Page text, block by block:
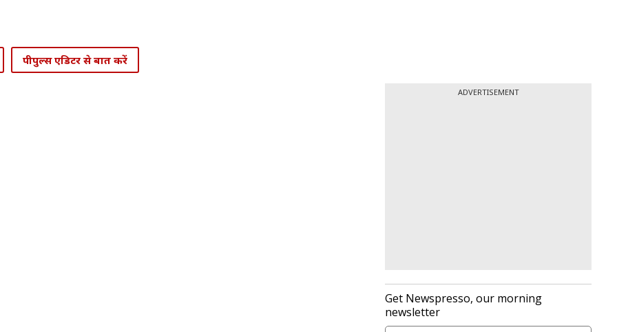
पीपुल्स एडिटर से बात करें
ADVERTISEMENT